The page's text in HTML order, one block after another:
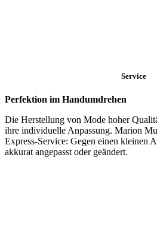
Service
Perfektion im Handumdrehen
Die Herstellung von Mode hoher
ihre individuelle Anpassung. Marion
Express-Service: Gegen einen kleinen
akkurat angepasst oder geändert.